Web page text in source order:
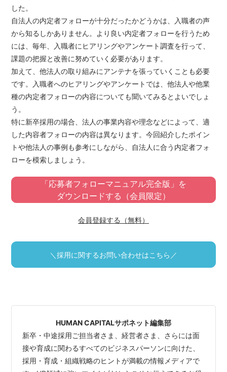
した。
自法人の内定者フォローが十分だったかどうかは、入職者の声
から知るしかありません。より良い内定者フォローを行うため
には、毎年、入職者にヒアリングやアンケート調査を行って、
課題の把握と改善に努めていく必要があります。
加えて、他法人の取り組みにアンテナを張っていくことも必要
です。入職者へのヒアリングやアンケートでは、他法人や他業
種の内定者フォローの内容についても聞いてみるとよいでしょ
う。
特に新卒採用の場合、法人の事業内容や理念などによって、適
した内容者フォローの内容は異なります。今回紹介したポイン
トや他法人の事例も参考にしながら、自法人に合う内定者フォ
ローを模索しましょう。
「応募者フォローマニュアル完全版」を
ダウンロードする（会員限定）
会員登録する（無料）
＼採用に関するお問い合わせはこちら／
HUMAN CAPITALサポネット編集部
新卒・中途採用ご担当者さま、経営者さま、さらには面
接や育成に関わるすべてのビジネスパーソンに向けた、
採用・育成・組織戦略のヒントが満載の情報メディアで